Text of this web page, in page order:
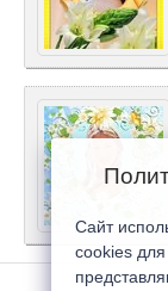
Сайт
cookies